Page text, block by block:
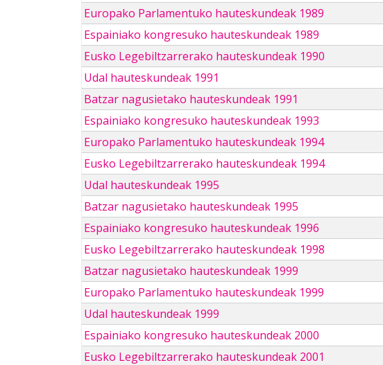
Europako Parlamentuko hauteskundeak 1989
Espainiako kongresuko hauteskundeak 1989
Eusko Legebiltzarrerako hauteskundeak 1990
Udal hauteskundeak 1991
Batzar nagusietako hauteskundeak 1991
Espainiako kongresuko hauteskundeak 1993
Europako Parlamentuko hauteskundeak 1994
Eusko Legebiltzarrerako hauteskundeak 1994
Udal hauteskundeak 1995
Batzar nagusietako hauteskundeak 1995
Espainiako kongresuko hauteskundeak 1996
Eusko Legebiltzarrerako hauteskundeak 1998
Batzar nagusietako hauteskundeak 1999
Europako Parlamentuko hauteskundeak 1999
Udal hauteskundeak 1999
Espainiako kongresuko hauteskundeak 2000
Eusko Legebiltzarrerako hauteskundeak 2001